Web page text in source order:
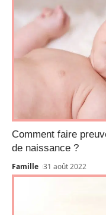
Comment faire
de naissance ?
Famille 31 août 2022